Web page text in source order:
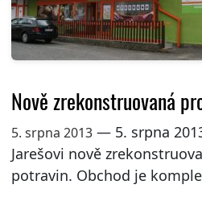
Nově zrekonstruovaná
5. srpna 2013— 5. srpna
Jarešovi nově
potravin. Obchod je